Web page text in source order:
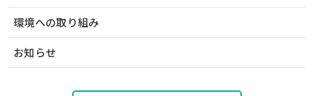
環境への取り組み
お知らせ